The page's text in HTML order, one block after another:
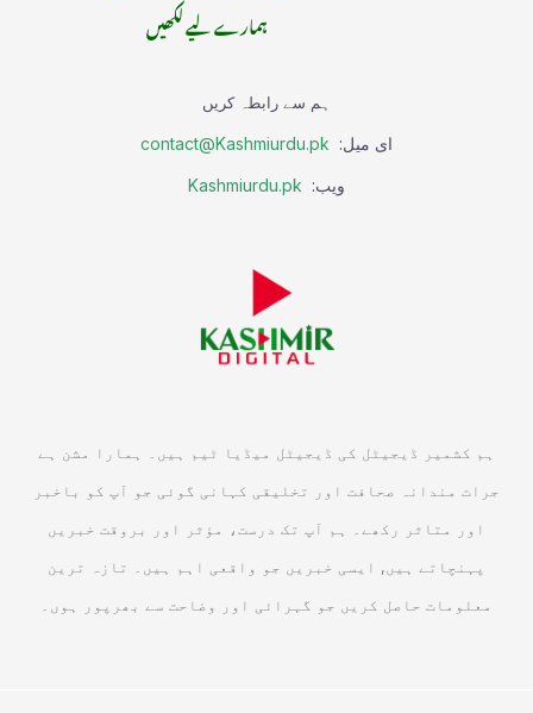
ہمارے لیے لکھیں
ہم سے رابطہ کریں
ای میل: contact@Kashmiurdu.pk
ویب: Kashmiurdu.pk
ہم کشمیر ڈیجیٹل کی ڈیجیٹل میڈیا ٹیم ہیں۔ ہمارا مشن ہے
جرات مندانہ صحافت اور تخلیقی کہانی گوئی جو آپ کو باخبر
اور متاثر رکھے۔ ہم آپ تک درست، مؤثر اور بروقت خبریں
پہنچاتے ہیں, ایسی خبریں جو واقعی اہم ہیں۔ تازہ ترین
معلومات حاصل کریں جو گہرائی اور وضاحت سے بھرپور ہوں۔